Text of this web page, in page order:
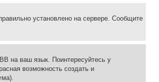
установлено на сервере. Сообщите
на ваш язык. Поинтересуйтесь у
возможность создать и